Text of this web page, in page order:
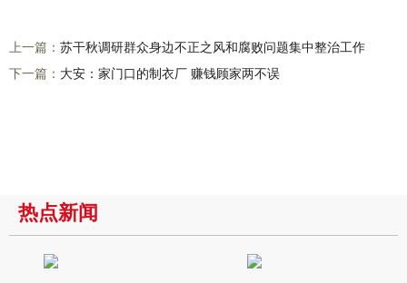
上一篇： 苏干秋调研群众身边不正之风和腐败问题集中整治工作
下一篇： 大安：家门口的制衣厂 赚钱顾家两不误
热点新闻